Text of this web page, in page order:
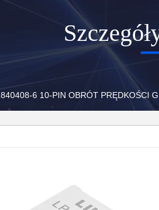
6 10-PIN OBRÓT PRĘDKOŚCI